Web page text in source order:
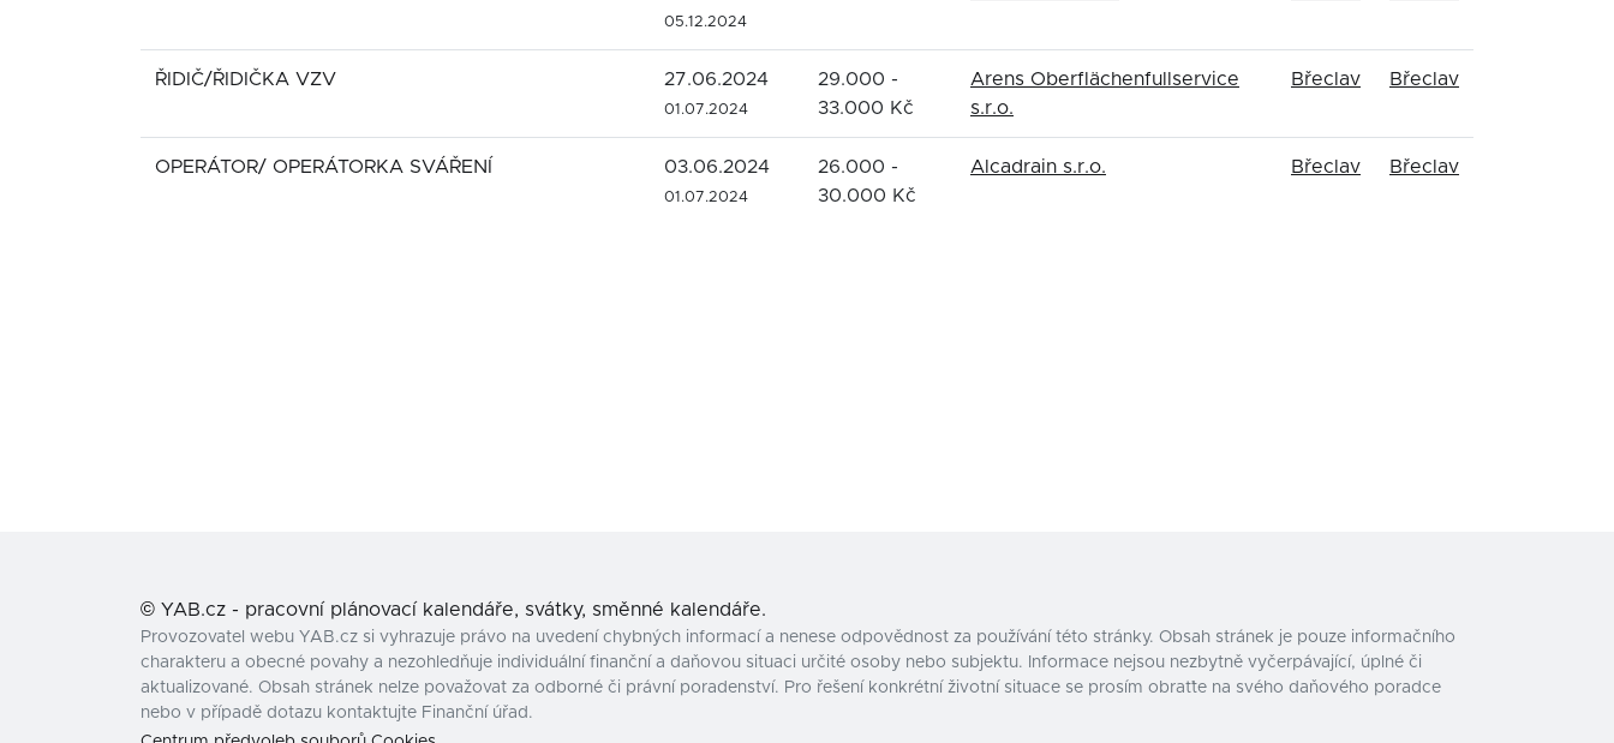
05.12.2024
ŘIDIČ/ŘIDIČKA VZV 27.06.2024
01.07.2024
29.000 -
33.000 Kč
Arens Oberflächenfullservice
s.r.o.
Břeclav Břeclav
OPERÁTOR/ OPERÁTORKA SVÁŘENÍ 03.06.2024
01.07.2024
26.000 -
30.000 Kč
Alcadrain s.r.o. Břeclav Břeclav
© YAB.cz - pracovní plánovací kalendáře, svátky, směnné kalendáře.
Provozovatel webu YAB.cz si vyhrazuje právo na uvedení chybných informací a nenese odpovědnost za používání této stránky. Obsah stránek je pouze informačního
charakteru a obecné povahy a nezohledňuje individuální finanční a daňovou situaci určité osoby nebo subjektu. Informace nejsou nezbytně vyčerpávající, úplné či
aktualizované. Obsah stránek nelze považovat za odborné či právní poradenství. Pro řešení konkrétní životní situace se prosím obraťte na svého daňového poradce
nebo v případě dotazu kontaktujte Finanční úřad.